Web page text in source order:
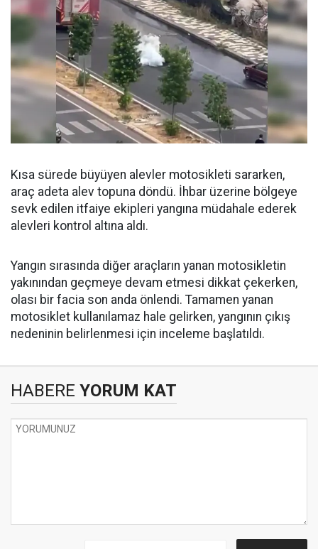
Kısa sürede büyüyen alevler motosikleti sararken,
araç adeta alev topuna döndü. İhbar üzerine bölgeye
sevk edilen itfaiye ekipleri yangına müdahale ederek
alevleri kontrol altına aldı.
Yangın sırasında diğer araçların yanan motosikletin
yakınından geçmeye devam etmesi dikkat çekerken,
olası bir facia son anda önlendi. Tamamen yanan
motosiklet kullanılamaz hale gelirken, yangının çıkış
nedeninin belirlenmesi için inceleme başlatıldı.
HABERE YORUM KAT